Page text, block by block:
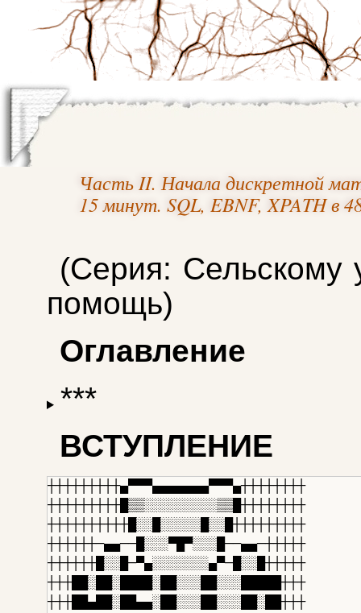
Часть II. Начала дискретной
15 минут. SQL, EBNF, XPATH в
(Серия: Сельскому
помощь)
Оглавление
***
ВСТУПЛЕНИЕ
┼┼┼┼┼┼┼┼┼▄▀▀▀▄▄▄▄▄▄▄▀▀▀▄┼┼┼┼┼┼┼┼
┼┼┼┼┼┼┼┼┼█▒▒░░░░░░░░░▒▒█┼┼┼┼┼┼┼┼
┼┼┼┼┼┼┼┼┼┼█░░█░░░░░█░░█┼┼┼┼┼┼┼┼┼
┼┼┼┼┼┼─▄▄──█░░░▀█▀░░░█──▄▄─┼┼┼┼┼
┼┼┼┼┼┼█░░█─▀▄░░░░░░░▄▀─█░░█┼┼┼┼┼
┼┼┼██░██░████░██░░░██░░░█████┼┼┼
┼┼┼██▄██░██▄▄░██░░░██░░░██░██┼┼┼